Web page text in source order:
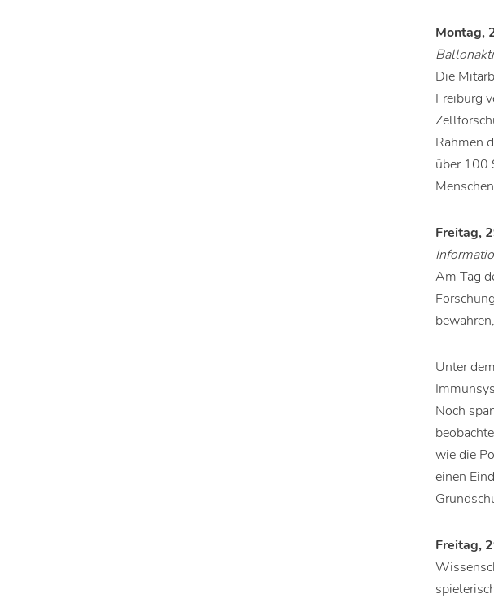
Montag,
Die
Freiburg
Rahmen
über 100
Freitag,
Am Tag
Unter
Noch
wie die
einen
Freitag,